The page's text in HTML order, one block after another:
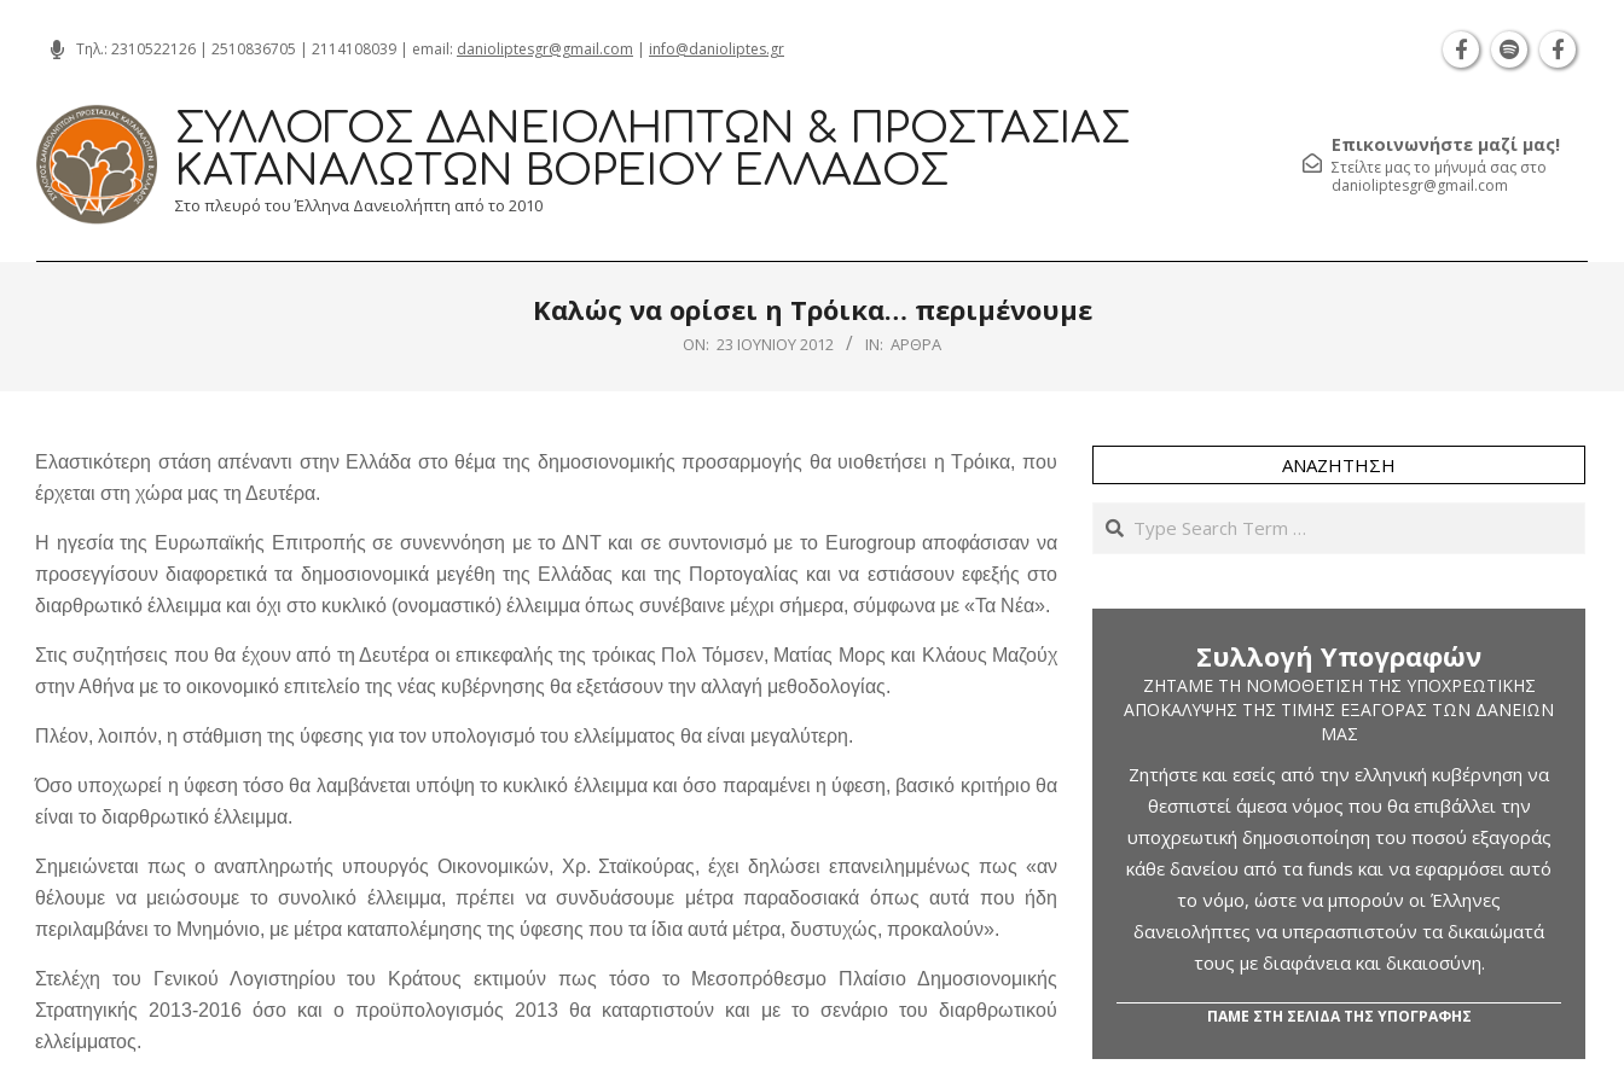
content
Τηλ.: 2310522126 | 2510836705 | 2114108039 | email: danioliptesgr@gmail.com | info@danioliptes.gr
ΣΎΛΛΟΓΟΣ ΔΑΝΕΙΟΛΗΠΤΏΝ & ΠΡΟΣΤΑΣΊΑΣ
ΚΑΤΑΝΑΛΩΤΏΝ ΒΟΡΕΊΟΥ ΕΛΛΆΔΟΣ
Στο πλευρό του Έλληνα Δανειολήπτη από το 2010
Επικοινωνήστε μαζί μας!
Στείλτε μας το μήνυμά σας στο
danioliptesgr@gmail.com
Καλώς να ορίσει η Τρόικα… περιμένουμε
ON: 23 ΙΟΥΝΊΟΥ 2012 IN: ΆΡΘΡΑ
Ελαστικότερη στάση απέναντι στην Ελλάδα στο θέμα της δημοσιονομικής προσαρμογής θα υιοθετήσει η Τρόικα, που
έρχεται στη χώρα μας τη Δευτέρα.
Η ηγεσία της Ευρωπαϊκής Επιτροπής σε συνεννόηση με το ΔΝΤ και σε συντονισμό με το Eurogroup αποφάσισαν να
προσεγγίσουν διαφορετικά τα δημοσιονομικά μεγέθη της Ελλάδας και της Πορτογαλίας και να εστιάσουν εφεξής στο
διαρθρωτικό έλλειμμα και όχι στο κυκλικό (ονομαστικό) έλλειμμα όπως συνέβαινε μέχρι σήμερα, σύμφωνα με «Τα Νέα».
Στις συζητήσεις που θα έχουν από τη Δευτέρα οι επικεφαλής της τρόικας Πολ Τόμσεν, Ματίας Μορς και Κλάους Μαζούχ
στην Αθήνα με το οικονομικό επιτελείο της νέας κυβέρνησης θα εξετάσουν την αλλαγή μεθοδολογίας.
Πλέον, λοιπόν, η στάθμιση της ύφεσης για τον υπολογισμό του ελλείμματος θα είναι μεγαλύτερη.
Όσο υποχωρεί η ύφεση τόσο θα λαμβάνεται υπόψη το κυκλικό έλλειμμα και όσο παραμένει η ύφεση, βασικό κριτήριο θα
είναι το διαρθρωτικό έλλειμμα.
Σημειώνεται πως ο αναπληρωτής υπουργός Οικονομικών, Χρ. Σταϊκούρας, έχει δηλώσει επανειλημμένως πως «αν
θέλουμε να μειώσουμε το συνολικό έλλειμμα, πρέπει να συνδυάσουμε μέτρα παραδοσιακά όπως αυτά που ήδη
περιλαμβάνει το Μνημόνιο, με μέτρα καταπολέμησης της ύφεσης που τα ίδια αυτά μέτρα, δυστυχώς, προκαλούν».
Στελέχη του Γενικού Λογιστηρίου του Κράτους εκτιμούν πως τόσο το Μεσοπρόθεσμο Πλαίσιο Δημοσιονομικής
Στρατηγικής 2013-2016 όσο και ο προϋπολογισμός 2013 θα καταρτιστούν και με το σενάριο του διαρθρωτικού
ελλείμματος.
ΑΝΑΖΉΤΗΣΗ
Search
Συλλογή Υπογραφών
ΖΗΤΆΜΕ ΤΗ ΝΟΜΟΘΈΤΙΣΗ ΤΗΣ ΥΠΟΧΡΕΩΤΙΚΉΣ
ΑΠΟΚΆΛΥΨΗΣ ΤΗΣ ΤΙΜΉΣ ΕΞΑΓΟΡΆΣ ΤΩΝ ΔΑΝΕΊΩΝ
ΜΑΣ
Ζητήστε και εσείς από την ελληνική κυβέρνηση να
θεσπιστεί άμεσα νόμος που θα επιβάλλει την
υποχρεωτική δημοσιοποίηση του ποσού εξαγοράς
κάθε δανείου από τα funds και να εφαρμόσει αυτό
το νόμο, ώστε να μπορούν οι Έλληνες
δανειολήπτες να υπερασπιστούν τα δικαιώματά
τους με διαφάνεια και δικαιοσύνη.
ΠΑΜΕ ΣΤΗ ΣΕΛΙΔΑ ΤΗΣ ΥΠΟΓΡΑΦΗΣ